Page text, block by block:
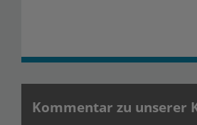
Kommentar zu unserer